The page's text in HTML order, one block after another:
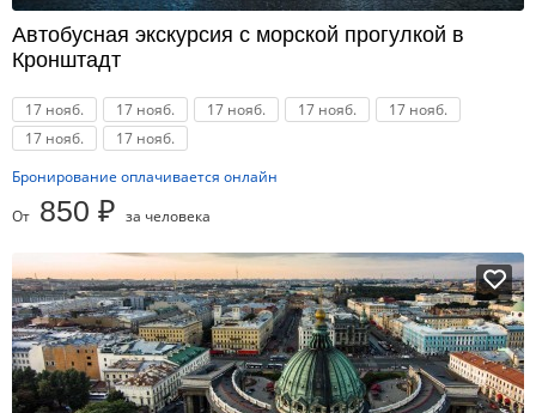
Автобусная экскурсия с морской прогулкой в
Кронштадт
17 нояб. 17 нояб. 17 нояб. 17 нояб.
17 нояб.
17 нояб.
17 нояб.
Бронирование оплачивается онлайн
От 850 ₽ за человека